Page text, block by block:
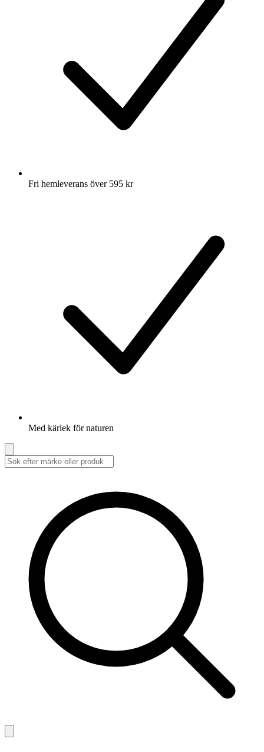
Fri hemleverans över 595 kr
Med kärlek för naturen